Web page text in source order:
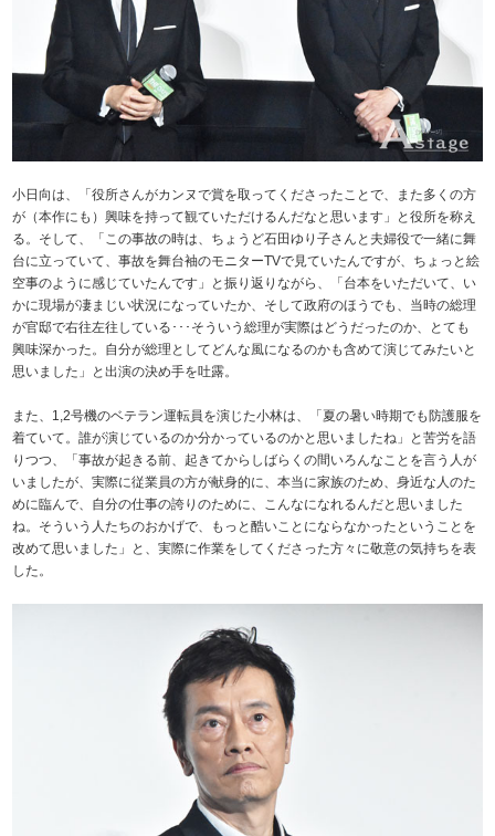
小日向は、「役所さんがカンヌで賞を取ってくださったことで、また多くの方
が（本作にも）興味を持って観ていただけるんだなと思います」と役所を称え
る。そして、「この事故の時は、ちょうど石田ゆり子さんと夫婦役で一緒に舞
台に立っていて、事故を舞台袖のモニターTVで見ていたんですが、ちょっと絵
空事のように感じていたんです」と振り返りながら、「台本をいただいて、い
かに現場が凄まじい状況になっていたか、そして政府のほうでも、当時の総理
が官邸で右往左往している･･･そういう総理が実際はどうだったのか、とても
興味深かった。自分が総理としてどんな風になるのかも含めて演じてみたいと
思いました」と出演の決め手を吐露。
また、1,2号機のベテラン運転員を演じた小林は、「夏の暑い時期でも防護服を
着ていて。誰が演じているのか分かっているのかと思いましたね」と苦労を語
りつつ、「事故が起きる前、起きてからしばらくの間いろんなことを言う人が
いましたが、実際に従業員の方が献身的に、本当に家族のため、身近な人のた
めに臨んで、自分の仕事の誇りのために、こんなになれるんだと思いました
ね。そういう人たちのおかげで、もっと酷いことにならなかったということを
改めて思いました」と、実際に作業をしてくださった方々に敬意の気持ちを表
した。